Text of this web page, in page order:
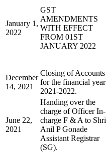
January 1,
2022
GST
AMENDMENTS
WITH EFFECT
FROM 01ST
JANUARY 2022
December
14, 2021
Closing of Accounts
for the financial year
2021-2022.
June 22,
2021
Handing over the
charge of Officer In-
charge F & A to Shri
Anil P Gonade
Assistant Registrar
(SG).